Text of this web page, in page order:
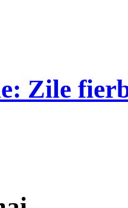
Zile